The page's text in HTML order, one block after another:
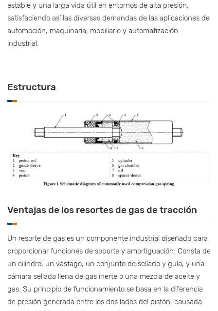
estable y una larga vida útil en entornos de alta presión,
satisfaciendo así las diversas demandas de las aplicaciones de
automoción, maquinaria, mobiliario y automatización
industrial.
Estructura
Ventajas de los resortes de gas de tracción
Un resorte de gas es un componente industrial diseñado para
proporcionar funciones de soporte y amortiguación. Consta de
un cilindro, un vástago, un conjunto de sellado y guía, y una
cámara sellada llena de gas inerte o una mezcla de aceite y
gas. Su principio de funcionamiento se basa en la diferencia
de presión generada entre los dos lados del pistón, causada